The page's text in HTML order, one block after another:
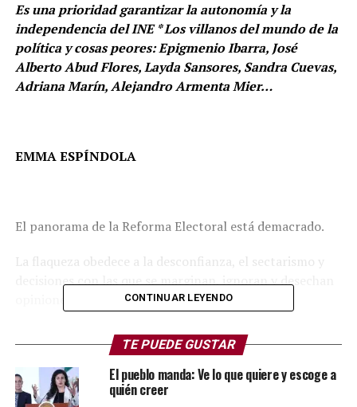
Es una prioridad garantizar la autonomía y la
independencia del INE * Los villanos del mundo de la
política y cosas peores: Epigmenio Ibarra, José
Alberto Abud Flores, Layda Sansores, Sandra Cuevas,
Adriana Marín, Alejandro Armenta Mier…
EMMA ESPÍNDOLA
El panorama de la Reforma Electoral está demacrado.
La flaqueza obedece a la desconfianza, el sectarismo y
decisiones con las que se marginan, ignoran y desechan
opiniones ajenas al régimen.
Priva un espíritu en el que sobresalen los tintes de un
totalitarismo y la imposición de criterios que buscan la
imposición y el sometimiento.
CONTINUAR LEYENDO
TE PUEDE GUSTAR
El pueblo manda: Ve lo que quiere y escoge a
quién creer